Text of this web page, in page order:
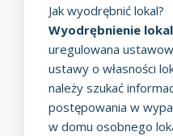
Jak wyodrębnić lokal?
Wyodrębnienie
uregulowana
ustawy o własności
należy szukać
postępowania w
w domu osobnego